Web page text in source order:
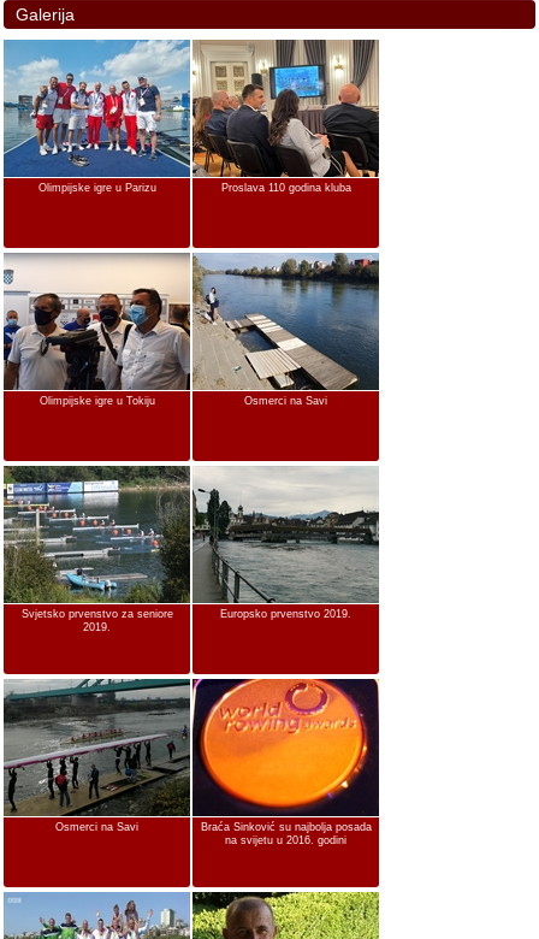
Galerija
Olimpijske igre u Parizu Proslava 110 godina kluba
Olimpijske igre u Tokiju Osmerci na Savi
Svjetsko prvenstvo za seniore
2019.
Europsko prvenstvo 2019.
Osmerci na Savi
Braća Sinković su najbolja posada
na svijetu u 2016. godini